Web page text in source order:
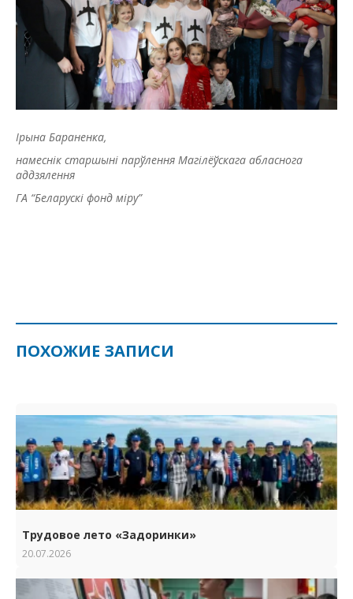
Ірына Бараненка,
намеснік старшыні парўлення Магілёўскага абласнога
аддзялення
ГА “Беларускі фонд міру”
ПОХОЖИЕ ЗАПИСИ
Трудовое лето «Задоринки»
20.07.2026